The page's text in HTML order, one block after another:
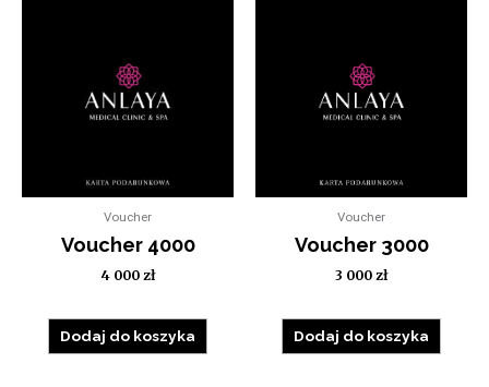
Voucher
Voucher 4000
4 000 zł
Dodaj do koszyka
Voucher
Voucher 3000
3 000 zł
Dodaj do koszyka